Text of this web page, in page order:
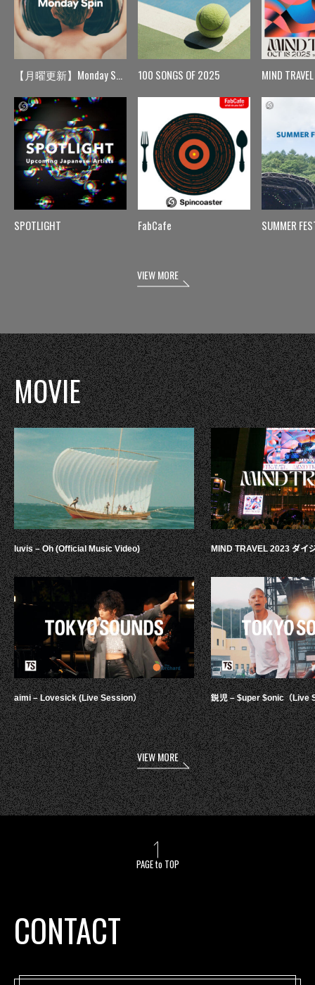
【月曜更新】Monday Spin
SPOTLIGHT
100 SONGS OF 2025
FabCafe
MIND TRAVEL
SUMMER
VIEW MORE
MOVIE
luvis – Oh (Official Music Video)
aimi – Lovesick (Live Session）
MIND TRAVEL 2023 ダイ
鋭児 – $uper $onic（Live
VIEW MORE
PAGE to TOP
CONTACT